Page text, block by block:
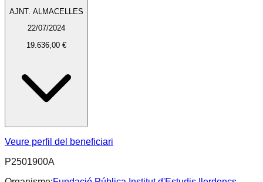
AJNT. ALMACELLES
22/07/2024
19.636,00 €
Veure perfil del beneficiari
P2501900A